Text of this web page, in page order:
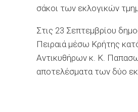
σάκοι των εκλογικών
Στις 23 Σεπτεμβρίου
Πειραιά μέσω Κρήτης
Αντικυθήρων κ. Κ.
αποτελέσματα των δύο